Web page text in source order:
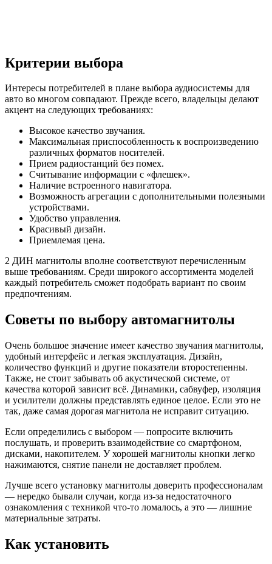
Критерии выбора
Интересы потребителей в плане выбора аудиосистемы для
авто во многом совпадают. Прежде всего, владельцы делают
акцент на следующих требованиях:
Высокое качество звучания.
Максимальная приспособленность к воспроизведению
различных форматов носителей.
Прием радиостанций без помех.
Считывание информации с «флешек».
Наличие встроенного навигатора.
Возможность агрегации с дополнительными полезными
устройствами.
Удобство управления.
Красивый дизайн.
Приемлемая цена.
2 ДИН магнитолы вполне соответствуют перечисленным
выше требованиям. Среди широкого ассортимента моделей
каждый потребитель сможет подобрать вариант по своим
предпочтениям.
Советы по выбору автомагнитолы
Очень большое значение имеет качество звучания магнитолы,
удобный интерфейс и легкая эксплуатация. Дизайн,
количество функций и другие показатели второстепенны.
Также, не стоит забывать об акустической системе, от
качества которой зависит всё. Динамики, сабвуфер, изоляция
и усилители должны представлять единое целое. Если это не
так, даже самая дорогая магнитола не исправит ситуацию.
Если определились с выбором — попросите включить
послушать, и проверить взаимодействие со смартфоном,
дисками, накопителем. У хорошей магнитолы кнопки легко
нажимаются, снятие панели не доставляет проблем.
Лучше всего установку магнитолы доверить профессионалам
— нередко бывали случаи, когда из-за недостаточного
ознакомления с техникой что-то ломалось, а это — лишние
материальные затраты.
Как установить